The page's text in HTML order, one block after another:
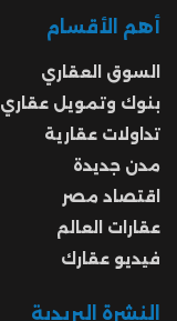
أهم الأقسام
السوق العقاري
بنوك وتمويل عقاري
تداولات عقارية
مدن جديدة
اقتصاد مصر
عقارات العالم
فيديو عقارك
النشرة البريدية